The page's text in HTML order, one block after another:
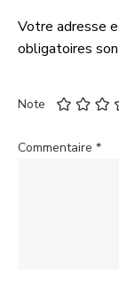
Votre adresse
obligatoires
Note
Commentaire *